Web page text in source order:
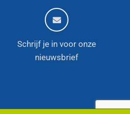
Schrijf je in voor onze
nieuwsbrief